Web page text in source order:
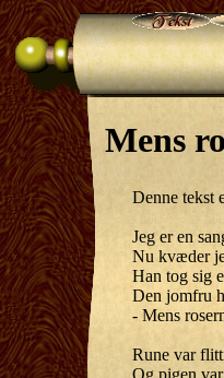
Mens
Denne tekst
Jeg er en
Nu kvæder
Han tog sig
Den jomfru
- Mens
Rune var
Og pigen